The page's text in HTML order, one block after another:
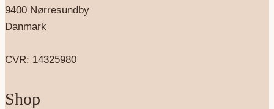
9400 Nørresundby
Danmark
CVR: 14325980
Shop